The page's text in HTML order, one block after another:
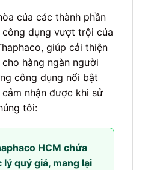
của các thành phần
dụng vượt trội của
giúp cải thiện
hàng ngàn người
công dụng nổi bật
nhận được khi sử
tôi:
HCM chứa
quý giá, mang lại